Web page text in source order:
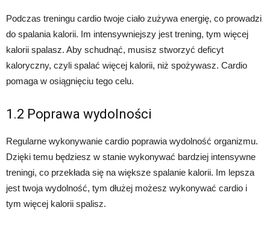
Podczas treningu cardio twoje ciało zużywa energię, co prowadzi
do spalania kalorii. Im intensywniejszy jest trening, tym więcej
kalorii spalasz. Aby schudnąć, musisz stworzyć deficyt
kaloryczny, czyli spalać więcej kalorii, niż spożywasz. Cardio
pomaga w osiągnięciu tego celu.
1.2 Poprawa wydolności
Regularne wykonywanie cardio poprawia wydolność organizmu.
Dzięki temu będziesz w stanie wykonywać bardziej intensywne
treningi, co przekłada się na większe spalanie kalorii. Im lepsza
jest twoja wydolność, tym dłużej możesz wykonywać cardio i
tym więcej kalorii spalisz.